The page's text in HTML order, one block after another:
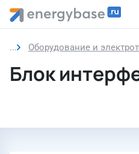
Оборудование и
Блок